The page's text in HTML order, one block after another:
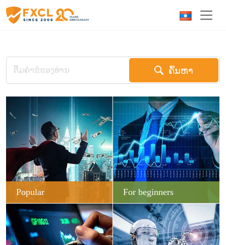
ຄົ້ນຫາ
Popular For beginners